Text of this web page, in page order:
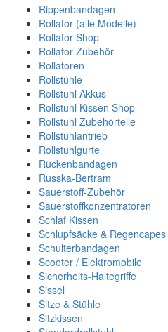
Rippenbandagen
Rollator (alle Modelle)
Rollator Shop
Rollator Zubehör
Rollatoren
Rollstühle
Rollstuhl Akkus
Rollstuhl Kissen Shop
Rollstuhl Zubehörteile
Rollstuhlantrieb
Rollstuhlgurte
Rückenbandagen
Russka-Bertram
Sauerstoff-Zubehör
Sauerstoffkonzentratoren
Schlaf Kissen
Schlupfsäcke & Regencapes
Schulterbandagen
Scooter / Elektromobile
Sicherheits-Haltegriffe
Sissel
Sitze & Stühle
Sitzkissen